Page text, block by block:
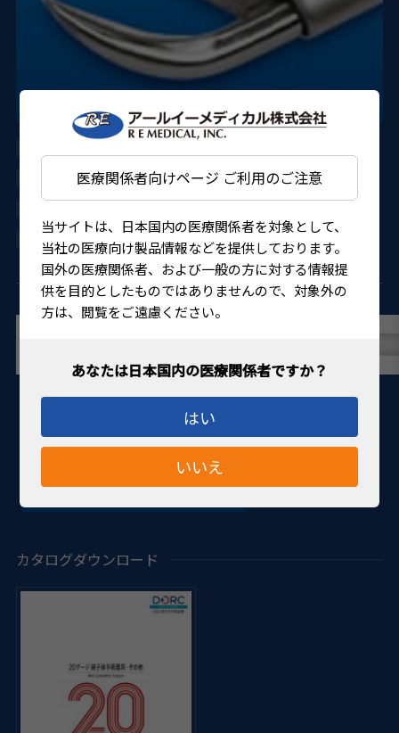
医療関係者向けページ ご利用のご注意
当サイトは、日本国内の医療関係者を対象として、
当社の医療向け製品情報などを提供しております。
国外の医療関係者、および一般の方に対する情報提
供を目的としたものではありませんので、対象外の
方は、閲覧をご遠慮ください。
はい
いいえ
DORC
4580151300847
カタログダウンロード